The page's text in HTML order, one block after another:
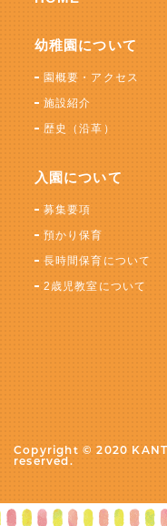
幼稚園について
園概要・アクセス
施設紹介
歴史（沿革）
入園について
募集要項
預かり保育
長時間保育について
2歳児教室について
Copyright © 2020
reserved.